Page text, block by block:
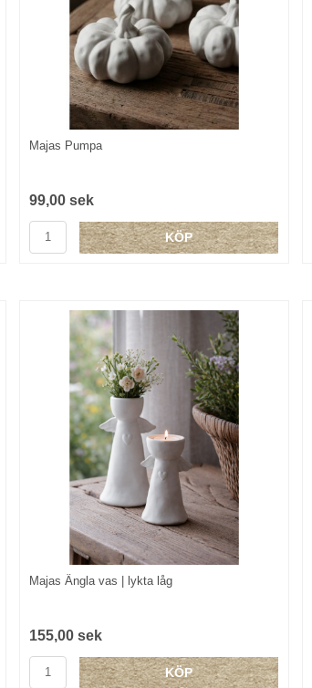
Majas Pumpa
99,00 sek
KÖP
Majas Ängla vas | lykta låg
155,00 sek
KÖP